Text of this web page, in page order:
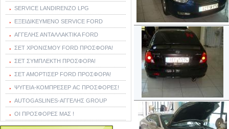
SERVICE LANDIRENZO LPG
ΕΞΕΙΔΙΚΕΥΜΕΝΟ SERVICE FORD
ΑΓΓΕΛΗΣ ΑΝΤΑΛΛΑΚΤΙΚΑ FORD
ΣΕΤ ΧΡΟΝΙΣΜΟΥ FORD ΠΡΟΣΦΟΡΑ!
ΣΕΤ ΣΥΜΠΛΕΚΤΗ ΠΡΟΣΦΟΡΑ!
ΣΕΤ ΑΜΟΡΤΙΣΕΡ FORD ΠΡΟΣΦΟΡΑ!
ΨΥΓΕΙΑ-ΚΟΜΠΡΕΣΕΡ AC ΠΡΟΣΦΟΡΕΣ!
AUTOGASLINES-ΑΓΓΕΛΗΣ GROUP
ΟΙ ΠΡΟΣΦΟΡΕΣ ΜΑΣ !